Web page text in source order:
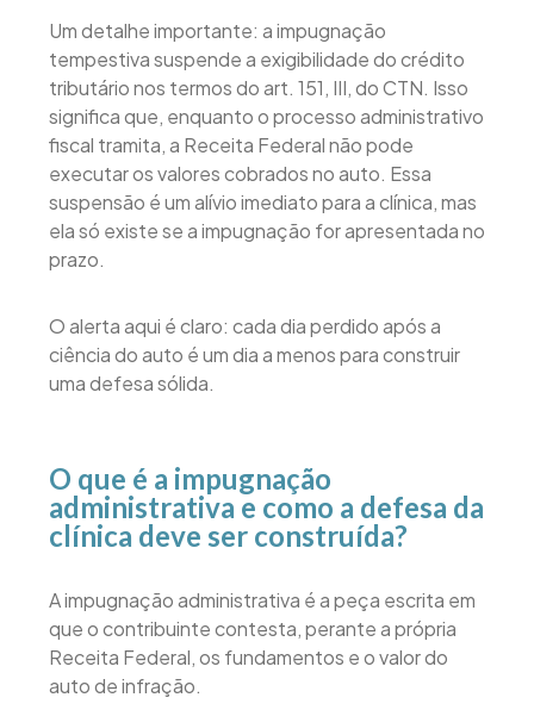
Um detalhe importante: a impugnação
tempestiva suspende a exigibilidade do crédito
tributário nos termos do art. 151, III, do CTN. Isso
significa que, enquanto o processo administrativo
fiscal tramita, a Receita Federal não pode
executar os valores cobrados no auto. Essa
suspensão é um alívio imediato para a clínica, mas
ela só existe se a impugnação for apresentada no
prazo.
O alerta aqui é claro: cada dia perdido após a
ciência do auto é um dia a menos para construir
uma defesa sólida.
O que é a impugnação
administrativa e como a defesa da
clínica deve ser construída?
A impugnação administrativa é a peça escrita em
que o contribuinte contesta, perante a própria
Receita Federal, os fundamentos e o valor do
auto de infração.